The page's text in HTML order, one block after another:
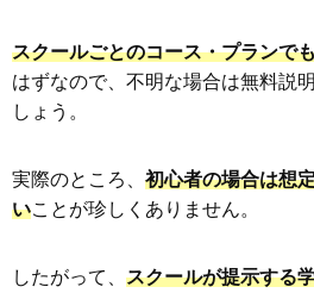
スクールごとのコース・プランで
はずなので、不明な場合は無料説
しょう。
実際のところ、 初心者の場合は想
いことが珍しくありません。
したがって、 スクールが提示する